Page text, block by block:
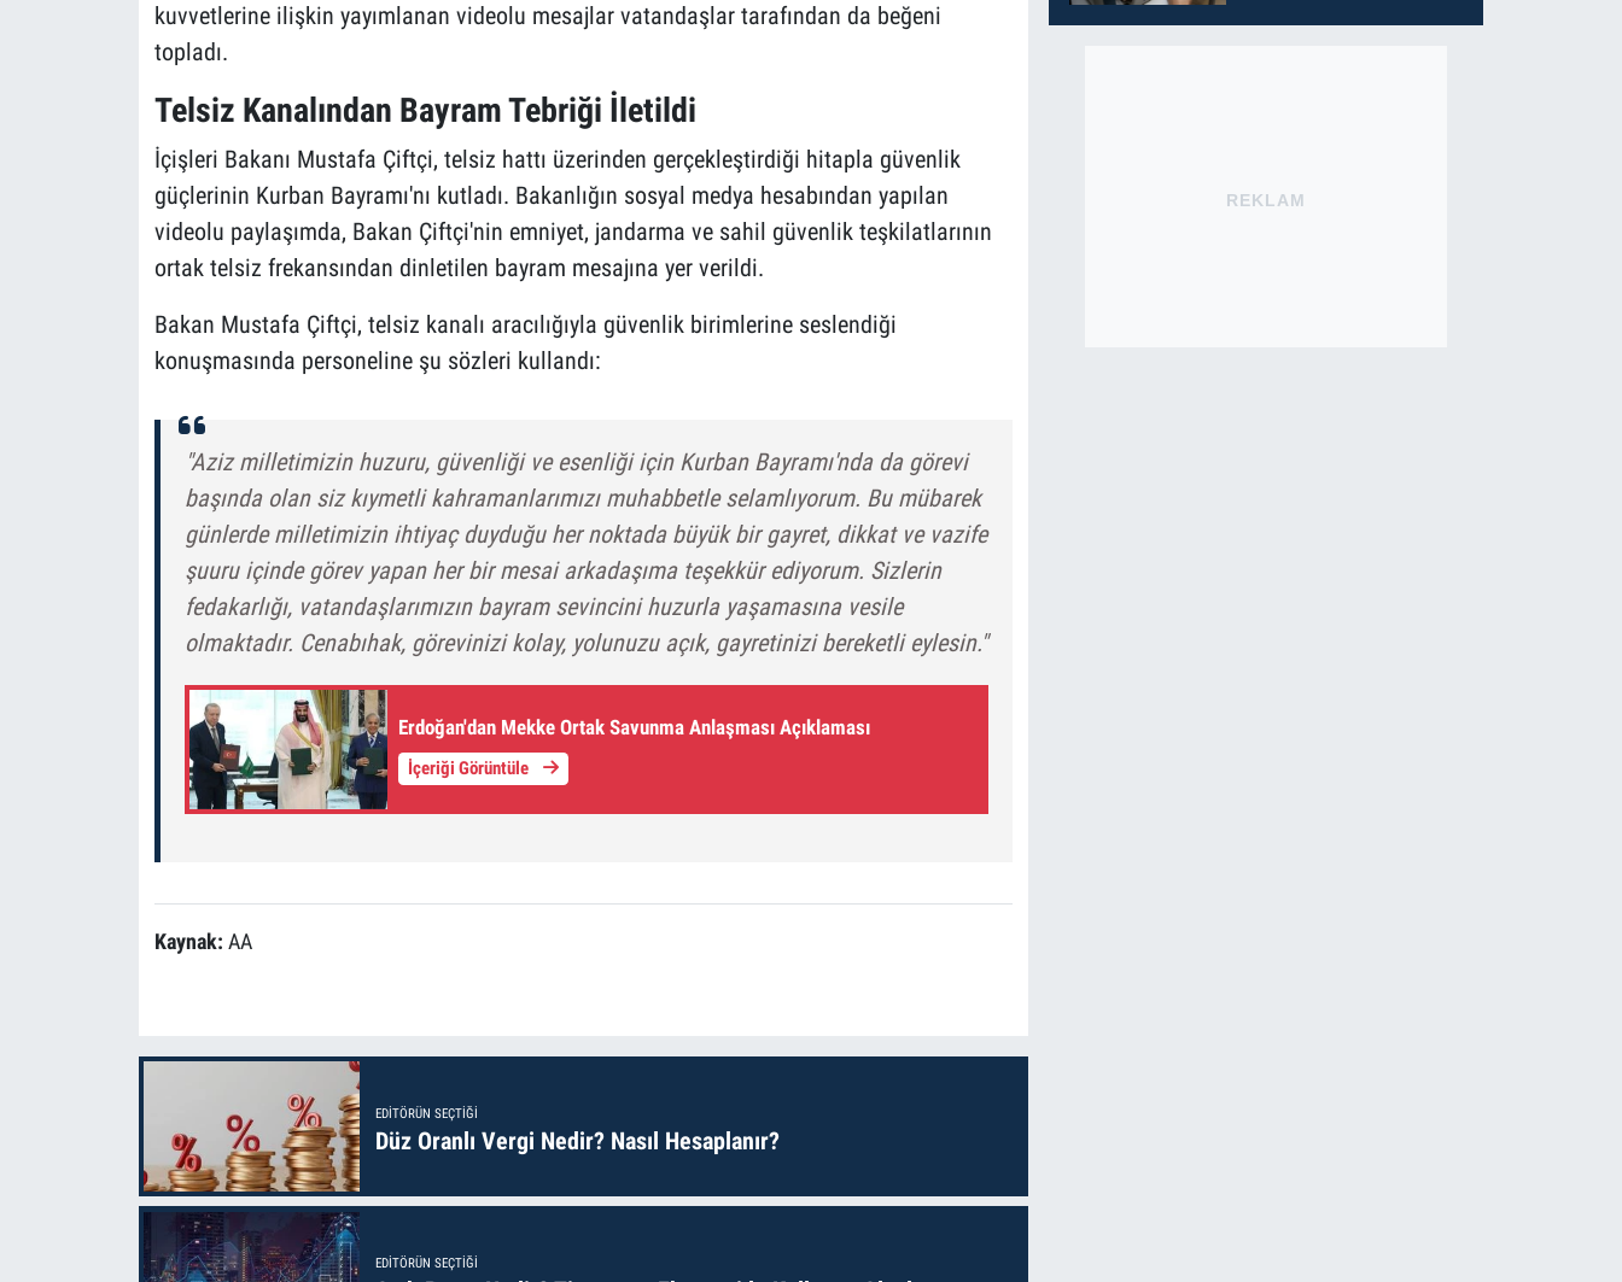
kuvvetlerine ilişkin yayımlanan videolu mesajlar vatandaşlar tarafından da beğeni
topladı.
Telsiz Kanalından Bayram Tebriği İletildi
İçişleri Bakanı Mustafa Çiftçi, telsiz hattı üzerinden gerçekleştirdiği hitapla güvenlik
güçlerinin Kurban Bayramı'nı kutladı. Bakanlığın sosyal medya hesabından yapılan
videolu paylaşımda, Bakan Çiftçi'nin emniyet, jandarma ve sahil güvenlik teşkilatlarının
ortak telsiz frekansından dinletilen bayram mesajına yer verildi.
Bakan Mustafa Çiftçi, telsiz kanalı aracılığıyla güvenlik birimlerine seslendiği
konuşmasında personeline şu sözleri kullandı:
"Aziz milletimizin huzuru, güvenliği ve esenliği için Kurban Bayramı'nda da görevi
başında olan siz kıymetli kahramanlarımızı muhabbetle selamlıyorum. Bu mübarek
günlerde milletimizin ihtiyaç duyduğu her noktada büyük bir gayret, dikkat ve vazife
şuuru içinde görev yapan her bir mesai arkadaşıma teşekkür ediyorum. Sizlerin
fedakarlığı, vatandaşlarımızın bayram sevincini huzurla yaşamasına vesile
olmaktadır. Cenabıhak, görevinizi kolay, yolunuzu açık, gayretinizi bereketli eylesin."
Erdoğan'dan Mekke Ortak Savunma Anlaşması Açıklaması
İçeriği Görüntüle
Kaynak: AA
EDITÖRÜN SEÇTIĞI
Düz Oranlı Vergi Nedir? Nasıl Hesaplanır?
EDITÖRÜN SEÇTIĞI
REKLAM